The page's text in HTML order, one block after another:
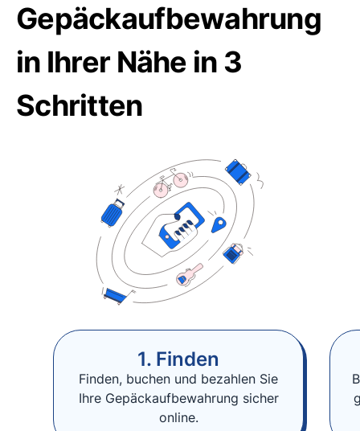
Gepäckaufbewahrung
in Ihrer Nähe in 3
Schritten
1. Finden
Finden, buchen und bezahlen Sie
Ihre Gepäckaufbewahrung sicher
online.